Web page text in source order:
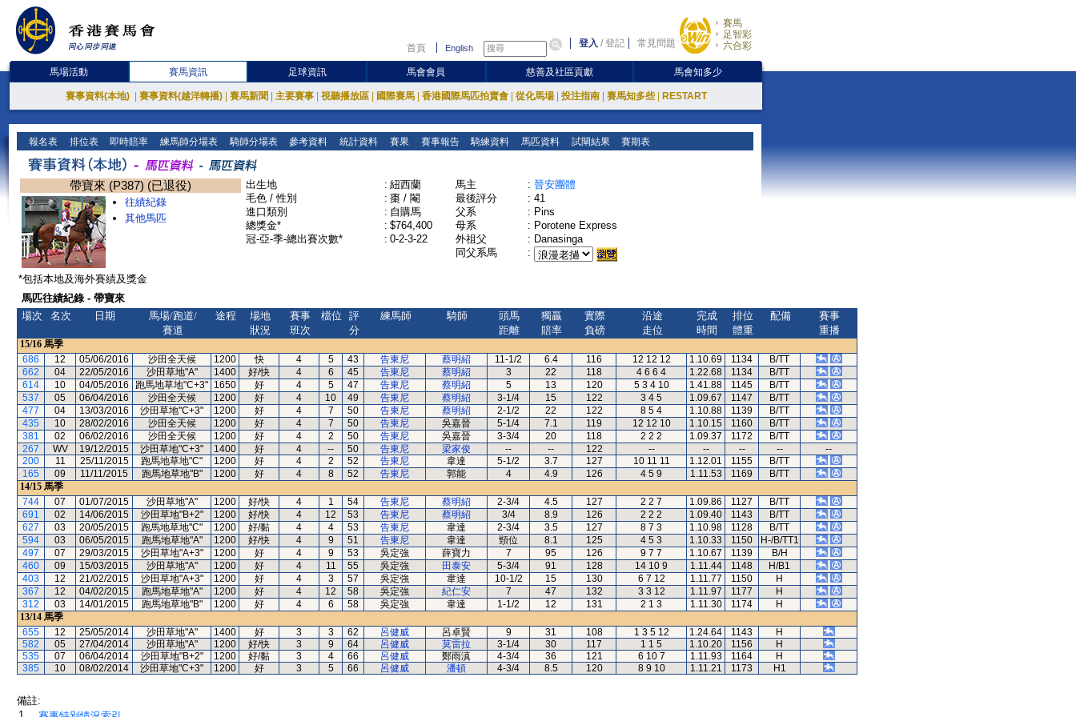
首頁 English 登入 /登記 常見問題
賽馬
足智彩
六合彩
馬場活動 賽馬資訊 足球資訊 馬會會員 慈善及社區貢獻 馬會知多少
賽事資料(本地) 賽事資料(越洋轉播) 賽馬新聞 主要賽事 視聽播放區 國際賽馬 香港國際馬匹拍賣會 從化馬場 投注指南 賽馬知多些 RESTART
報名表 排位表 即時賠率 練馬師分場表 騎師分場表 參考資料 統計資料 賽果 賽事報告 騎練資料 馬匹資料 試閘結果 賽期表
帶寶來 (P387) (已退役)
往績紀錄
其他馬匹
出生地 : 紐西蘭
毛色 / 性別
: 棗 / 閹
進口類別
: 自購馬
總獎金*
: $764,400
冠-亞-季-總出賽次數*
: 0-2-3-22
馬主 : 晉安團體
最後評分
: 41
父系
: Pins
母系
: Porotene Express
外祖父
: Danasinga
同父系馬
:
*包括本地及海外賽績及獎金
馬匹往績紀錄 - 帶寶來
場次
名次 日期
馬場/跑道/
賽道
途程
場地
狀況
賽事
班次
檔位
評
分
練馬師 騎師
頭馬
距離
獨贏
賠率
實際
負磅
沿途
走位
完成
時間
排位
體重
配備
賽事
重播
15/16 馬季
686
12 05/06/2016 沙田全天候 1200 快 4 5 43 告東尼 蔡明紹 11-1/2 6.4 116 12 12 12 1.10.69 1134
B/TT
662
04 22/05/2016 沙田草地"A" 1400 好/快 4 6 45 告東尼 蔡明紹 3 22 118 4 6 6 4 1.22.68 1134
B/TT
614
10 04/05/2016 跑馬地草地"C+3" 1650 好 4 5 47 告東尼 蔡明紹 5 13 120 5 3 4 10 1.41.88 1145
B/TT
537
05 06/04/2016 沙田全天候 1200 好 4 10 49 告東尼 蔡明紹 3-1/4 15 122 3 4 5 1.09.67 1147
B/TT
477
04 13/03/2016 沙田草地"C+3" 1200 好 4 7 50 告東尼 蔡明紹 2-1/2 22 122 8 5 4 1.10.88 1139
B/TT
435
10 28/02/2016 沙田全天候 1200 好 4 7 50 告東尼 吳嘉晉 5-1/4 7.1 119 12 12 10 1.10.15 1160
B/TT
381
02 06/02/2016 沙田全天候 1200 好 4 2 50 告東尼 吳嘉晉 3-3/4 20 118 2 2 2 1.09.37 1172
B/TT
267
WV 19/12/2015 沙田草地"C+3" 1400 好 4 -- 50 告東尼 梁家俊 -- -- 122 -- -- -- --
--
200
11 25/11/2015 跑馬地草地"C" 1200 好 4 2 52 告東尼 韋達 5-1/2 3.7 127 10 11 11 1.12.01 1155
B/TT
165
09 11/11/2015 跑馬地草地"B" 1200 好 4 8 52 告東尼 郭能 4 4.9 126 4 5 9 1.11.53 1169
B/TT
14/15 馬季
744
07 01/07/2015 沙田草地"A" 1200 好/快 4 1 54 告東尼 蔡明紹 2-3/4 4.5 127 2 2 7 1.09.86 1127
B/TT
691
02 14/06/2015 沙田草地"B+2" 1200 好/快 4 12 53 告東尼 蔡明紹 3/4 8.9 126 2 2 2 1.09.40 1143
B/TT
627
03 20/05/2015 跑馬地草地"C" 1200 好/黏 4 4 53 告東尼 韋達 2-3/4 3.5 127 8 7 3 1.10.98 1128
B/TT
594
03 06/05/2015 跑馬地草地"A" 1200 好/快 4 9 51 告東尼 韋達 頸位 8.1 125 4 5 3 1.10.33 1150
H-/B/TT1
497
07 29/03/2015 沙田草地"A+3" 1200 好 4 9 53 吳定強 薛寶力 7 95 126 9 7 7 1.10.67 1139
B/H
460
09 15/03/2015 沙田草地"A" 1200 好 4 11 55 吳定強 田泰安 5-3/4 91 128 14 10 9 1.11.44 1148
H/B1
403
12 21/02/2015 沙田草地"A+3" 1200 好 4 3 57 吳定強 韋達 10-1/2 15 130 6 7 12 1.11.77 1150
H
367
12 04/02/2015 跑馬地草地"A" 1200 好 4 12 58 吳定強 紀仁安 7 47 132 3 3 12 1.11.97 1177
H
312
03 14/01/2015 跑馬地草地"B" 1200 好 4 6 58 吳定強 韋達 1-1/2 12 131 2 1 3 1.11.30 1174
H
13/14 馬季
655
12 25/05/2014 沙田草地"A" 1400 好 3 3 62 呂健威 呂卓賢 9 31 108 1 3 5 12 1.24.64 1143
H
582
05 27/04/2014 沙田草地"A" 1200 好/快 3 9 64 呂健威 莫雷拉 3-1/4 30 117 1 1 5 1.10.20 1156
H
535
07 06/04/2014 沙田草地"B+2" 1200 好/黏 3 4 66 呂健威 鄭雨滇 4-3/4 36 121 6 10 7 1.11.93 1164
H
385
10 08/02/2014 沙田草地"C+3" 1200 好 3 5 66 呂健威 潘頓 4-3/4 8.5 120 8 9 10 1.11.21 1173 H1
備註: